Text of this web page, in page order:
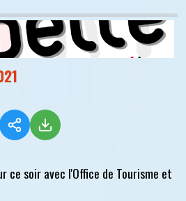
ce soir avec l'Office de Tourisme et